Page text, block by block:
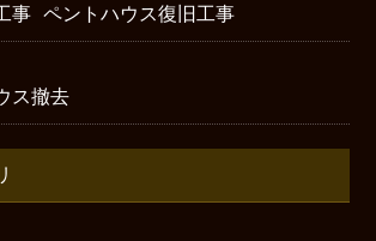
事 ペントハウス復旧工事
ス撤去